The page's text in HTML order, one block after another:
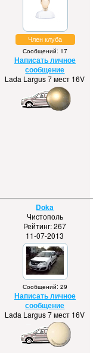
Член клуба
Сообщений: 17
Написать личное
сообщение
Lada Largus 7 мест 16V
Doka
Чистополь
Рейтинг: 267
11-07-2013
Сообщений: 29
Написать личное
сообщение
Lada Largus 7 мест 16V